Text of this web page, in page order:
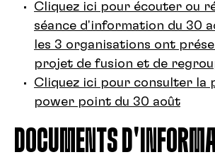
Cliquez ici pour écouter ou
séance d'information du 30
les 3 organisations ont
projet de fusion et de
Cliquez ici pour consulter la
power point du 30 août
DOCUMENTS